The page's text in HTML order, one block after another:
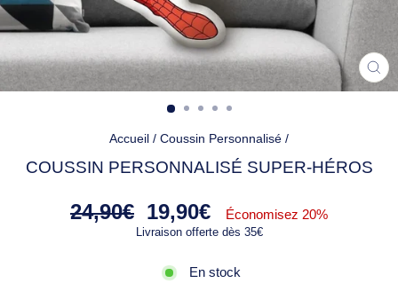
Accueil / Coussin Personnalisé /
COUSSIN PERSONNALISÉ SUPER-HÉROS
Prix
régulier
24,90€
Prix
réduit
19,90€ Économisez 20%
Livraison offerte dès 35€
En stock